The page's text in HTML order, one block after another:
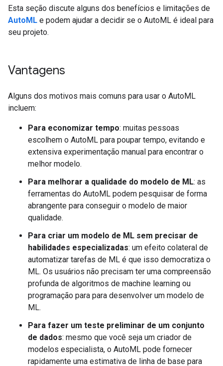
Esta seção discute alguns dos benefícios e limitações de
AutoML e podem ajudar a decidir se o AutoML é ideal para
seu projeto.
Vantagens
Alguns dos motivos mais comuns para usar o AutoML
incluem:
Para economizar tempo: muitas pessoas
escolhem o AutoML para poupar tempo, evitando e
extensiva experimentação manual para encontrar o
melhor modelo.
Para melhorar a qualidade do modelo de ML: as
ferramentas do AutoML podem pesquisar de forma
abrangente para conseguir o modelo de maior
qualidade.
Para criar um modelo de ML sem precisar de
habilidades especializadas: um efeito colateral de
automatizar tarefas de ML é que isso democratiza o
ML. Os usuários não precisam ter uma compreensão
profunda de algoritmos de machine learning ou
programação para para desenvolver um modelo de
ML.
Para fazer um teste preliminar de um conjunto
de dados: mesmo que você seja um criador de
modelos especialista, o AutoML pode fornecer
rapidamente uma estimativa de linha de base para